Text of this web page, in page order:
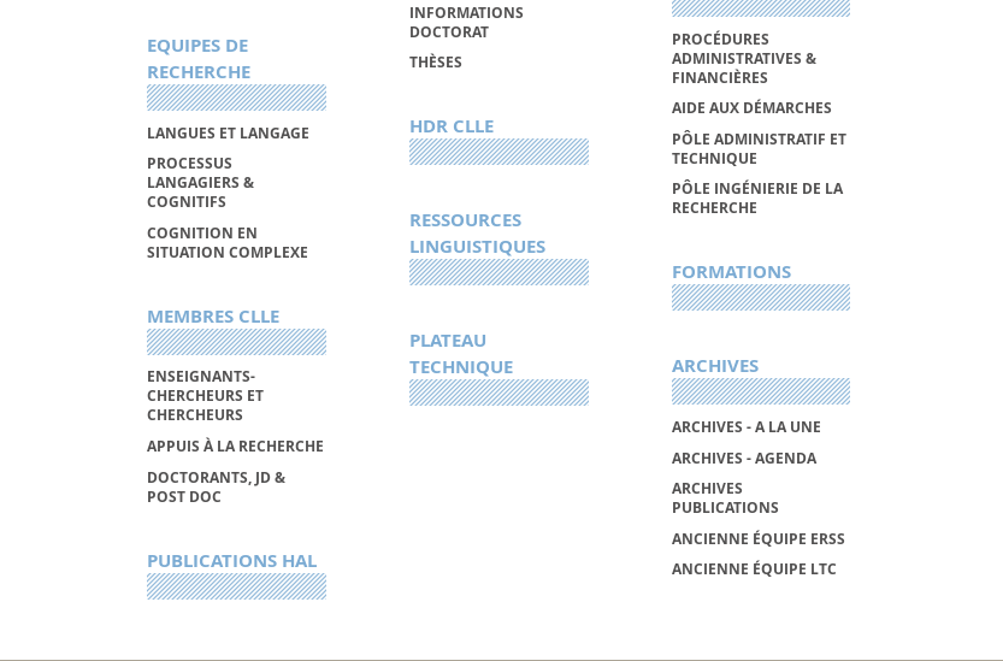
EQUIPES DE
RECHERCHE
LANGUES ET LANGAGE
PROCESSUS
LANGAGIERS &
COGNITIFS
COGNITION EN
SITUATION COMPLEXE
MEMBRES CLLE
ENSEIGNANTS-
CHERCHEURS ET
CHERCHEURS
APPUIS À LA RECHERCHE
DOCTORANTS, JD &
POST DOC
PUBLICATIONS HAL
INFORMATIONS
DOCTORAT
THÈSES
HDR CLLE
RESSOURCES
LINGUISTIQUES
PLATEAU
TECHNIQUE
PROCÉDURES
ADMINISTRATIVES &
FINANCIÈRES
AIDE AUX DÉMARCHES
PÔLE ADMINISTRATIF ET
TECHNIQUE
PÔLE INGÉNIERIE DE LA
RECHERCHE
FORMATIONS
ARCHIVES
ARCHIVES - A LA UNE
ARCHIVES - AGENDA
ARCHIVES
PUBLICATIONS
ANCIENNE ÉQUIPE ERSS
ANCIENNE ÉQUIPE LTC